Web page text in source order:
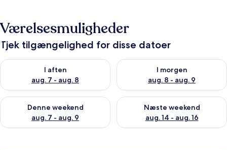
Værelsesmuligheder
Tjek tilgængelighed for disse datoer
I aften
aug. 7 - aug. 8
Tjek tilgængelighed for i aften aug. 7 - aug. 8
I morgen
aug. 8 - aug. 9
Tjek tilgængelighed for i
Denne weekend
aug. 7 - aug. 9
Tjek tilgængelighed for denne weekend aug. 7 - aug. 9
Næste weekend
aug. 14 - aug. 16
Tjek tilgængelighed for næste